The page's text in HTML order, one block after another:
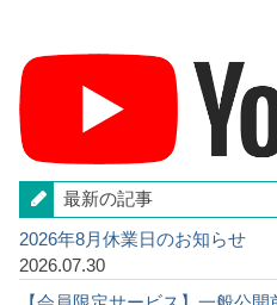
最新の記事
2026年8月休業日のお知らせ
2026.07.30